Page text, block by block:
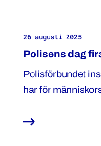
26 augusti 2025
Polisens dag
Polisförbundet
har för